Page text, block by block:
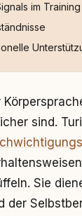
im
sind.
Sie
der